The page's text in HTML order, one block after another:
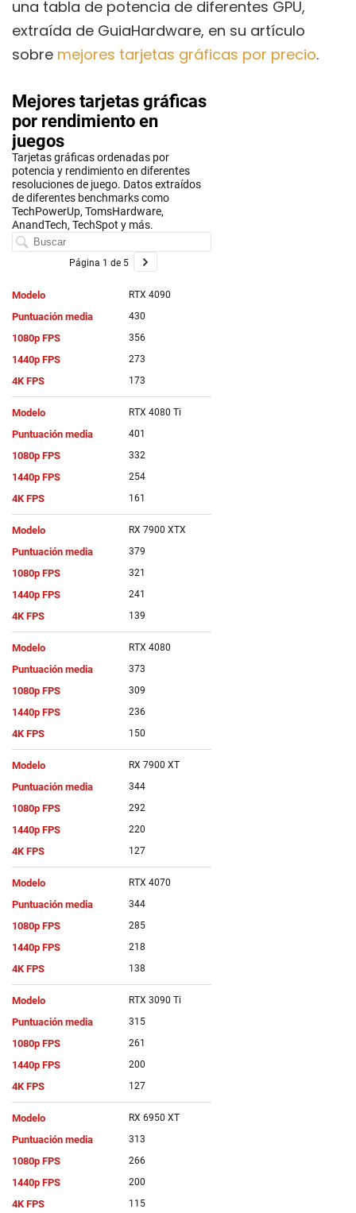
una tabla de potencia de diferentes GPU,
extraída de GuiaHardware, en su artículo
sobre mejores tarjetas gráficas por precio.